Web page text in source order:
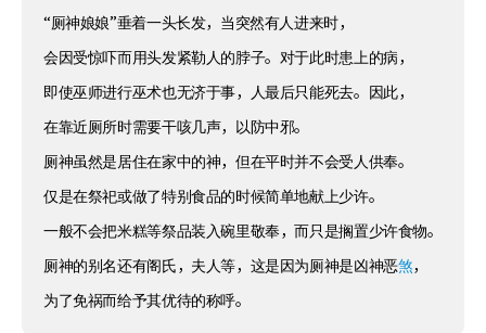
“厕神娘娘”垂着一头长发，当突然有人进来时，
会因受惊吓而用头发紧勒人的脖子。对于此时患上的病，
即使巫师进行巫术也无济于事，人最后只能死去。因此，
在靠近厕所时需要干咳几声，以防中邪。
厕神虽然是居住在家中的神，但在平时并不会受人供奉。
仅是在祭祀或做了特别食品的时候简单地献上少许。
一般不会把米糕等祭品装入碗里敬奉，而只是搁置少许食物。
厕神的别名还有阁氏，夫人等，这是因为厕神是凶神恶煞，
为了免祸而给予其优待的称呼。